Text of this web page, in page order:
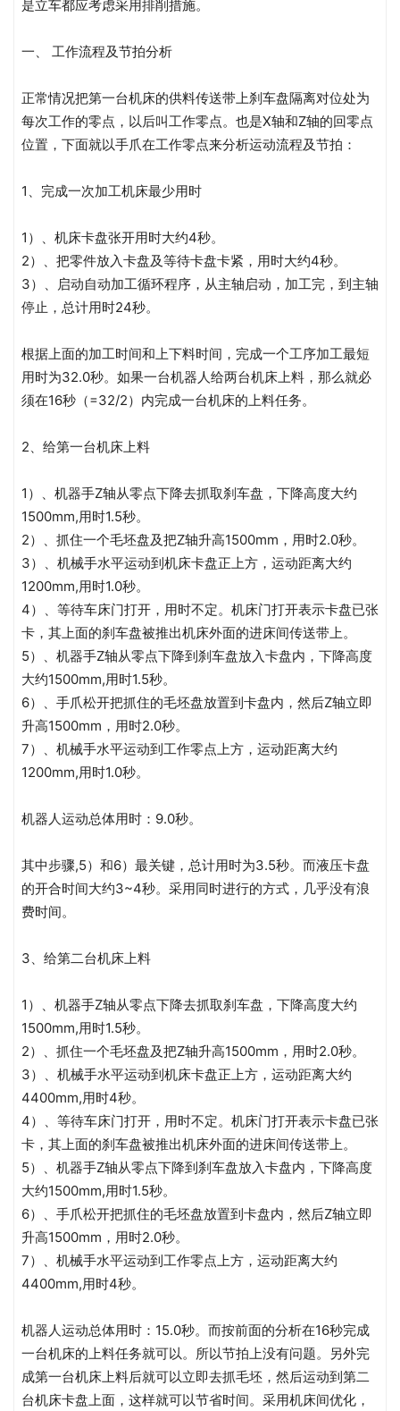
是立车都应考虑采用排削措施。
一、 工作流程及节拍分析
正常情况把第一台机床的供料传送带上刹车盘隔离对位处为
每次工作的零点，以后叫工作零点。也是X轴和Z轴的回零点
位置，下面就以手爪在工作零点来分析运动流程及节拍：
1、完成一次加工机床最少用时
1）、机床卡盘张开用时大约4秒。
2）、把零件放入卡盘及等待卡盘卡紧，用时大约4秒。
3）、启动自动加工循环程序，从主轴启动，加工完，到主轴
停止，总计用时24秒。
根据上面的加工时间和上下料时间，完成一个工序加工最短
用时为32.0秒。如果一台机器人给两台机床上料，那么就必
须在16秒（=32/2）内完成一台机床的上料任务。
2、给第一台机床上料
1）、机器手Z轴从零点下降去抓取刹车盘，下降高度大约
1500mm,用时1.5秒。
2）、抓住一个毛坯盘及把Z轴升高1500mm，用时2.0秒。
3）、机械手水平运动到机床卡盘正上方，运动距离大约
1200mm,用时1.0秒。
4）、等待车床门打开，用时不定。机床门打开表示卡盘已张
卡，其上面的刹车盘被推出机床外面的进床间传送带上。
5）、机器手Z轴从零点下降到刹车盘放入卡盘内，下降高度
大约1500mm,用时1.5秒。
6）、手爪松开把抓住的毛坯盘放置到卡盘内，然后Z轴立即
升高1500mm，用时2.0秒。
7）、机械手水平运动到工作零点上方，运动距离大约
1200mm,用时1.0秒。
机器人运动总体用时：9.0秒。
其中步骤,5）和6）最关键，总计用时为3.5秒。而液压卡盘
的开合时间大约3~4秒。采用同时进行的方式，几乎没有浪
费时间。
3、给第二台机床上料
1）、机器手Z轴从零点下降去抓取刹车盘，下降高度大约
1500mm,用时1.5秒。
2）、抓住一个毛坯盘及把Z轴升高1500mm，用时2.0秒。
3）、机械手水平运动到机床卡盘正上方，运动距离大约
4400mm,用时4秒。
4）、等待车床门打开，用时不定。机床门打开表示卡盘已张
卡，其上面的刹车盘被推出机床外面的进床间传送带上。
5）、机器手Z轴从零点下降到刹车盘放入卡盘内，下降高度
大约1500mm,用时1.5秒。
6）、手爪松开把抓住的毛坯盘放置到卡盘内，然后Z轴立即
升高1500mm，用时2.0秒。
7）、机械手水平运动到工作零点上方，运动距离大约
4400mm,用时4秒。
机器人运动总体用时：15.0秒。而按前面的分析在16秒完成
一台机床的上料任务就可以。所以节拍上没有问题。另外完
成第一台机床上料后就可以立即去抓毛坯，然后运动到第二
台机床卡盘上面，这样就可以节省时间。采用机床间优化，